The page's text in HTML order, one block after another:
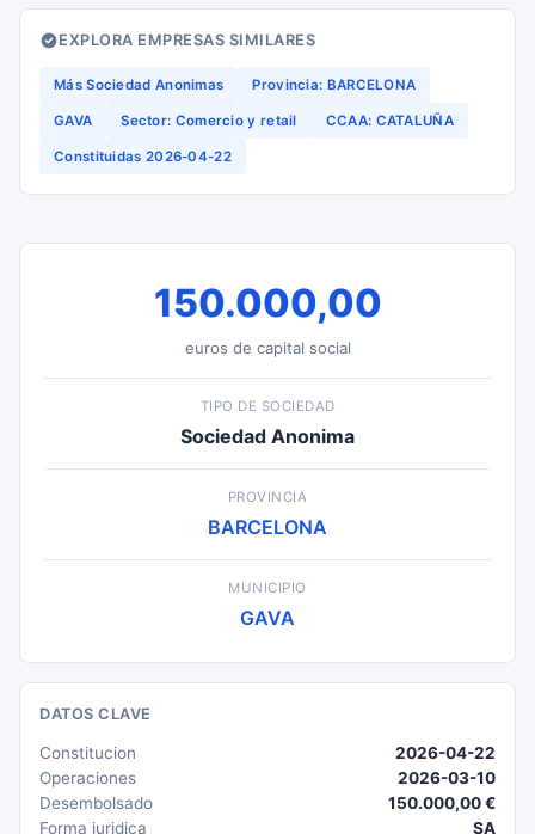
EXPLORA EMPRESAS SIMILARES
Más Sociedad Anonimas Provincia: BARCELONA
GAVA Sector: Comercio y retail CCAA: CATALUÑA
Constituidas 2026-04-22
150.000,00
euros de capital social
TIPO DE SOCIEDAD
Sociedad Anonima
PROVINCIA
BARCELONA
MUNICIPIO
GAVA
DATOS CLAVE
Constitucion
2026-04-22
Operaciones
2026-03-10
Desembolsado
150.000,00 €
Forma juridica
SA